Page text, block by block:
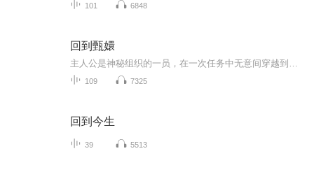
101 6848
回到甄嬛
109 7325
回到今生
39 5513